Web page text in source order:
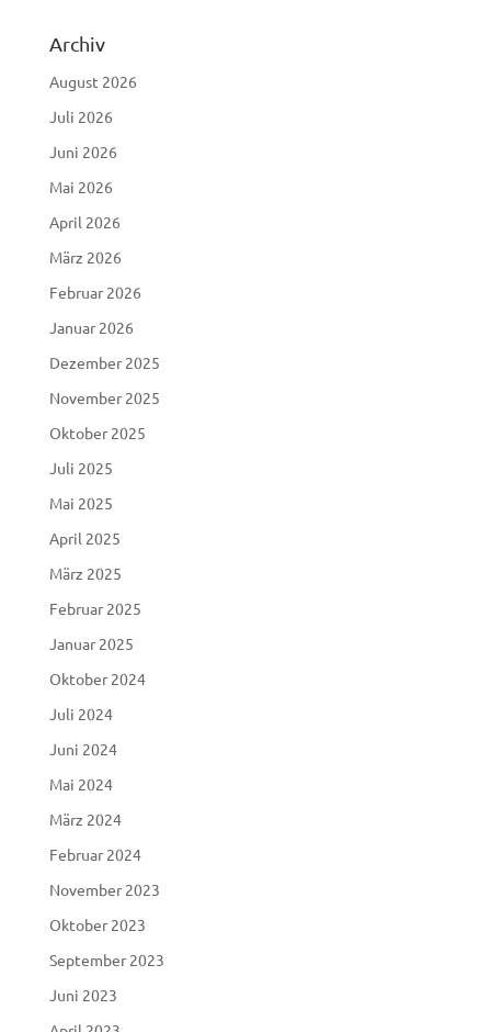
Archiv
August 2026
Juli 2026
Juni 2026
Mai 2026
April 2026
März 2026
Februar 2026
Januar 2026
Dezember 2025
November 2025
Oktober 2025
Juli 2025
Mai 2025
April 2025
März 2025
Februar 2025
Januar 2025
Oktober 2024
Juli 2024
Juni 2024
Mai 2024
März 2024
Februar 2024
November 2023
Oktober 2023
September 2023
Juni 2023